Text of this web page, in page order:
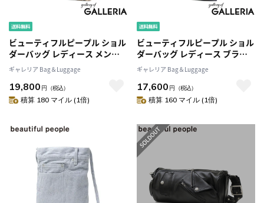
ビューティフルピープル ショル
ダーバッグ レディース メンズ
ブランド 軽量 小さめ beautiful
people デニム バッグ ショルダ
ー 斜めがけ 大人 おしゃれ かわ
いい A5 excerption denim
ギャレリア Bag＆Luggage
19,800 円 （税込）
積算 180 マイル (1倍)
ビューティフルピープル ショル
ダーバッグ レディース ブラン
ド 軽量 軽い おしゃれ beautiful
people デニム バッグ ショルダ
ー 斜めがけ 大人 20代 上品 かわ
いい A5 excerption denim
ギャレリア Bag＆Luggage
17,600 円 （税込）
積算 160 マイル (1倍)